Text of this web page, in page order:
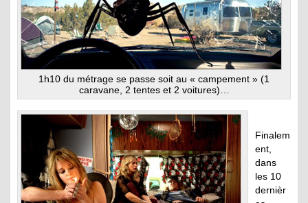
1h10 du métrage se passe soit au « campement » (1
caravane, 2 tentes et 2 voitures)…
Finalem
ent,
dans
les 10
dernièr